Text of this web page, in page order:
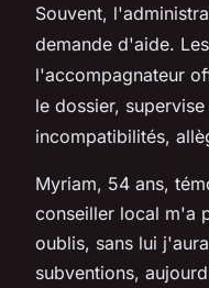
Souvent,
demande d'aide.
l'accompagnateur
le dossier,
incompatibilités,
Myriam, 54 ans,
conseiller local m'a
oublis, sans lui
subventions,